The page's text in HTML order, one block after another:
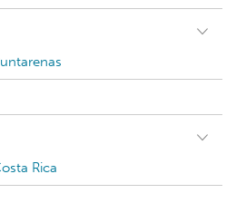
Rica